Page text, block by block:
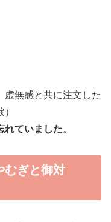
虚無感と共に注文した
れていました。
むぎと御対